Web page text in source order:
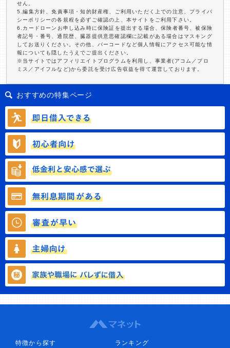
せん。
5.編集方針、免責事項・知的財産権、ご利用いただく上での注意、プライバ
シーポリシーの各規程を必ずご確認の上、本サイトをご利用下さい。
6.カードローンお申し込み時に保険証を提出する場合、保険者番号、被保険
者記号・番号、通院歴、臓器提供意思確認欄に記載がある場合はマスキング
してお送りください。その他、バーコードなど個人情報にアクセス可能な情
報についても隠したうえでご提出ください。
※当サイトではアフィリエイトプログラムを利用し、事業者(アコム／プロ
ミス／アイフルなど)から委託を受け広告収益を得て運営しております。
おすすめの特集ページ
特徴から探す
ランキング